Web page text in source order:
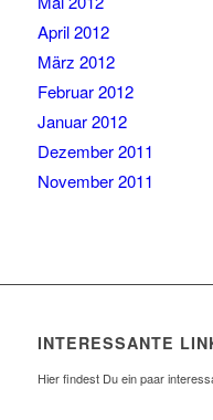
April 2012
März 2012
Februar 2012
Januar 2012
Dezember 2011
November 2011
INTERESSANTE
Hier findest Du ein paar